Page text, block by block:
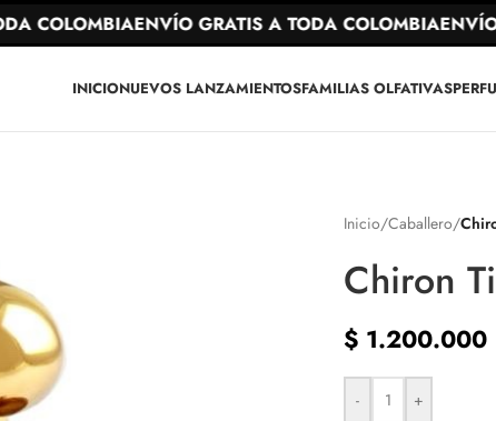
COLOMBIAENVÍO GRATIS A TODA COLOMBIAENVÍO
INICIONUEVOS LANZAMIENTOSFAMILIAS OLFATIVAS
Inicio/Caballero/
Chiron
$1.200.000
- +